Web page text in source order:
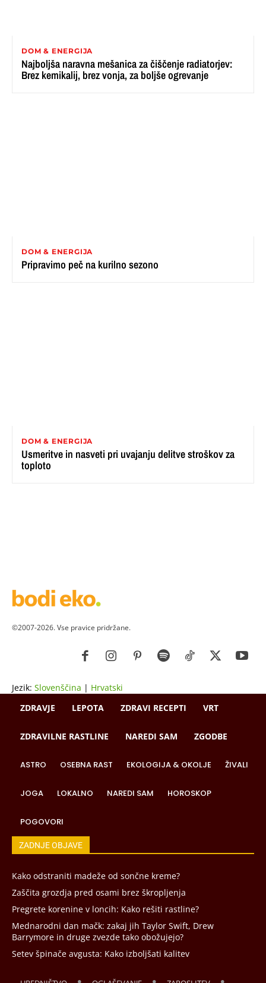
DOM & ENERGIJA
Najboljša naravna mešanica za čiščenje radiatorjev:
Brez kemikalij, brez vonja, za boljše ogrevanje
DOM & ENERGIJA
Pripravimo peč na kurilno sezono
DOM & ENERGIJA
Usmeritve in nasveti pri uvajanju delitve stroškov za
toploto
©2007-2026. Vse pravice pridržane.
Jezik: Slovenščina | Hrvatski
ZDRAVJE
LEPOTA ZDRAVI RECEPTI VRT
ZDRAVILNE RASTLINE NAREDI SAM ZGODBE
ASTRO OSEBNA RAST EKOLOGIJA & OKOLJE ŽIVALI
JOGA LOKALNO NAREDI SAM HOROSKOP
POGOVORI
ZADNJE OBJAVE
Kako odstraniti madeže od sončne kreme?
Zaščita grozdja pred osami brez škropljenja
Pregrete korenine v loncih: Kako rešiti rastline?
Mednarodni dan mačk: zakaj jih Taylor Swift, Drew
Barrymore in druge zvezde tako obožujejo?
Setev špinače avgusta: Kako izboljšati kalitev